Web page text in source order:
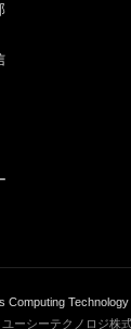
Computing
ーシーテクノロジ株